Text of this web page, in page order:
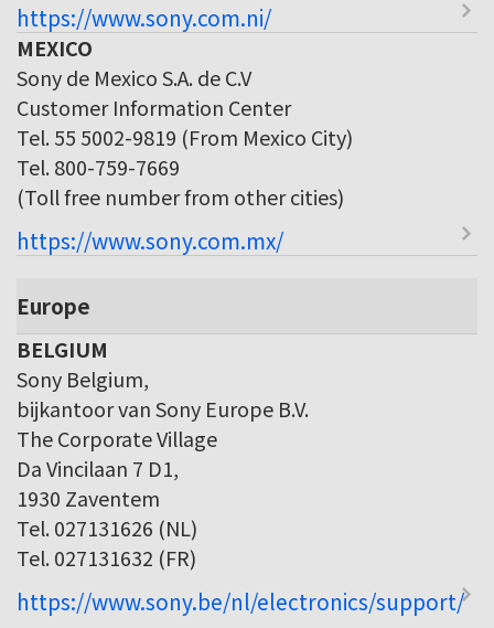
https://www.sony.com.ni/
MEXICO
Sony de Mexico S.A. de C.V
Customer Information Center
Tel. 55 5002-9819 (From Mexico City)
Tel. 800-759-7669
(Toll free number from other cities)
https://www.sony.com.mx/
Europe
BELGIUM
Sony Belgium,
bijkantoor van Sony Europe B.V.
The Corporate Village
Da Vincilaan 7 D1,
1930 Zaventem
Tel. 027131626 (NL)
Tel. 027131632 (FR)
https://www.sony.be/nl/electronics/support/